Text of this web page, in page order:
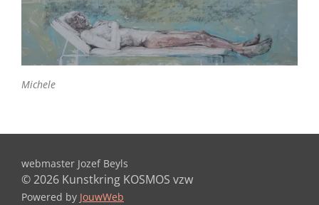
Michele
webmaster Jozef Beyls
© 2026 Kunstkring KOSMOS vzw
Powered by JouwWeb